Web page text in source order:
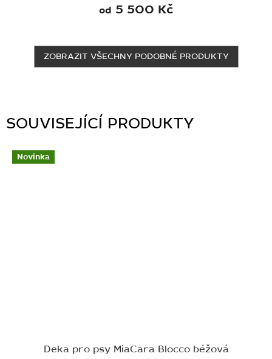
SOUVISEJÍCÍ PRODUKTY
Novinka
Deka pro psy MiaCara Blocco béžová
od 5 500 Kč
ZOBRAZIT VŠECHNY PODOBNÉ PRODUKTY